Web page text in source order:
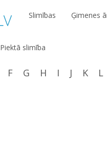
Slimības Ģimenes
Piektā slimība
F G H I J K L